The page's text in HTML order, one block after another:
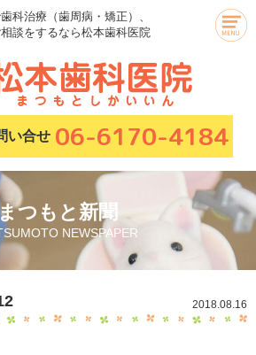
科治療（歯周病・矯正）、
談をするなら松本歯科医院
い合せ 06-6170-4184
まつもと新聞
NEWSPAPER
2018.08.16